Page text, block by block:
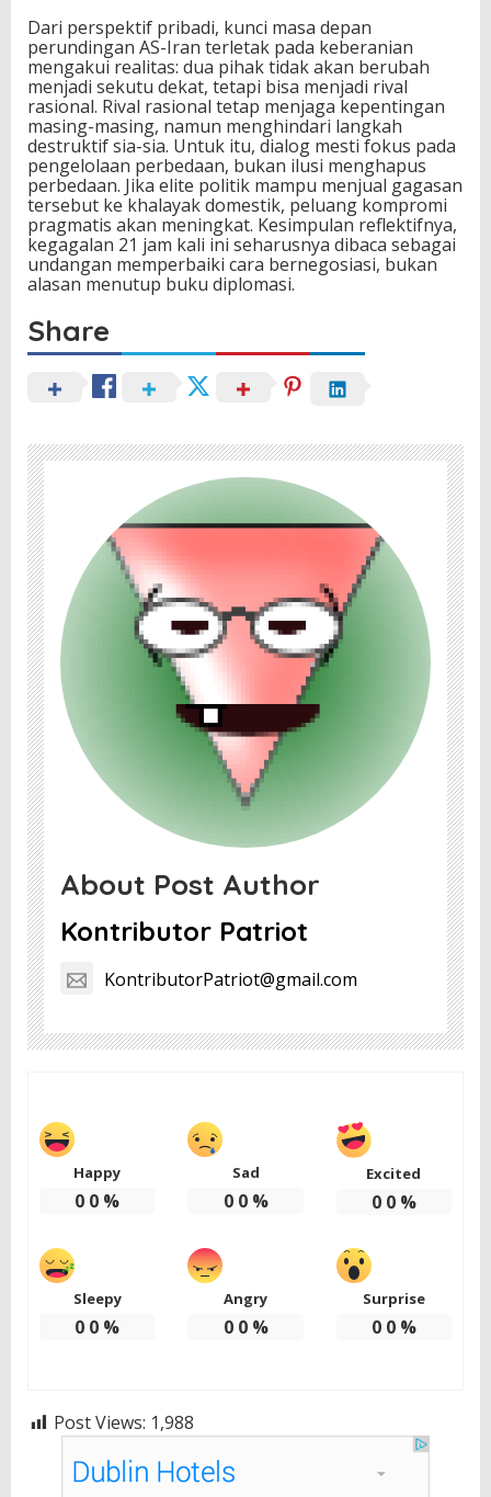
Dari perspektif pribadi, kunci masa depan
perundingan AS-Iran terletak pada keberanian
mengakui realitas: dua pihak tidak akan berubah
menjadi sekutu dekat, tetapi bisa menjadi rival
rasional. Rival rasional tetap menjaga kepentingan
masing-masing, namun menghindari langkah
destruktif sia-sia. Untuk itu, dialog mesti fokus pada
pengelolaan perbedaan, bukan ilusi menghapus
perbedaan. Jika elite politik mampu menjual gagasan
tersebut ke khalayak domestik, peluang kompromi
pragmatis akan meningkat. Kesimpulan reflektifnya,
kegagalan 21 jam kali ini seharusnya dibaca sebagai
undangan memperbaiki cara bernegosiasi, bukan
alasan menutup buku diplomasi.
Share
About Post Author
Kontributor Patriot
KontributorPatriot@gmail.com
Happy
0 0 %
Sad
0 0%
Excited
0 0%
Sleepy
0 0 %
Angry
0 0%
Surprise
0 0%
Post Views: 1,988